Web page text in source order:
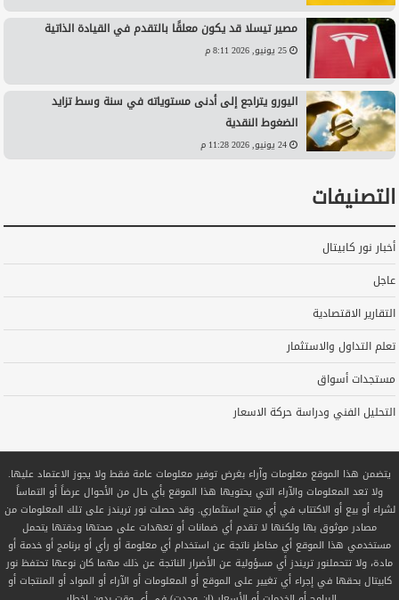
مصير تيسلا قد يكون معلقًا بالتقدم في القيادة الذاتية
25 يونيو, 2026 8:11 م
اليورو يتراجع إلى أدنى مستوياته في سنة وسط تزايد
الضغوط النقدية
24 يونيو, 2026 11:28 م
التصنيفات
أخبار نور كابيتال
عاجل
التقارير الاقتصادية
تعلم التداول والاستثمار
مستجدات أسواق
التحليل الفني ودراسة حركة الاسعار
يتضمن هذا الموقع معلومات وآراء بغرض توفير معلومات عامة فقط ولا يجوز الاعتماد عليها.
ولا تعد المعلومات والآراء التي يحتويها هذا الموقع بأي حال من الأحوال عرضاً أو التماساً
لشراء أو بيع أو الاكتتاب في أي منتج استثماري. وقد حصلت نور تريندز على تلك المعلومات من
مصادر موثوق بها ولكنها لا تقدم أي ضمانات أو تعهدات على صحتها ودقتها يتحمل
مستخدمي هذا الموقع أي مخاطر ناتجة عن استخدام أي معلومة أو رأي أو برنامج أو خدمة أو
مادة، ولا تتحملنور تريندز أي مسؤولية عن الأضرار الناتجة عن ذلك مهما كان نوعها تحتفظ نور
كابيتال بحقها في إجراء أي تغيير على الموقع أو المعلومات أو الآراء أو المواد أو المنتجات أو